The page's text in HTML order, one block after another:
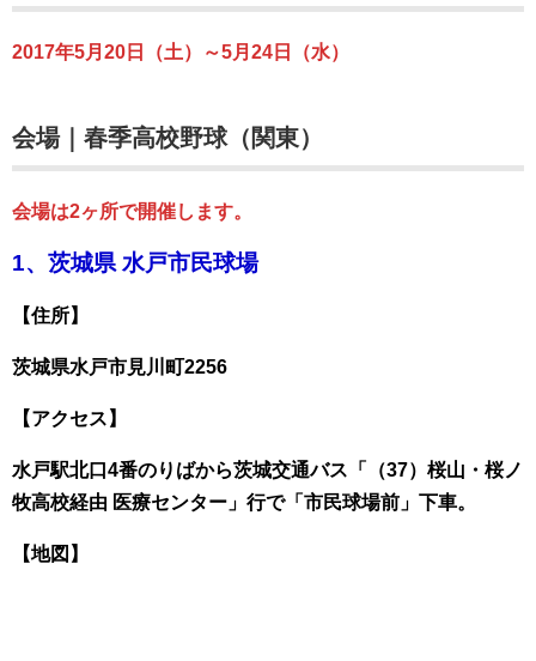
2017年5月20日（土）～5月24日（水）
会場｜春季高校野球（関東）
会場は2ヶ所で開催します。
1、茨城県 水戸市民球場
【住所】
茨城県水戸市見川町2256
【アクセス】
水戸駅北口4番のりばから茨城交通バス「（37）桜山・桜ノ
牧高校経由 医療センター」行で「市民球場前」下車。
【地図】